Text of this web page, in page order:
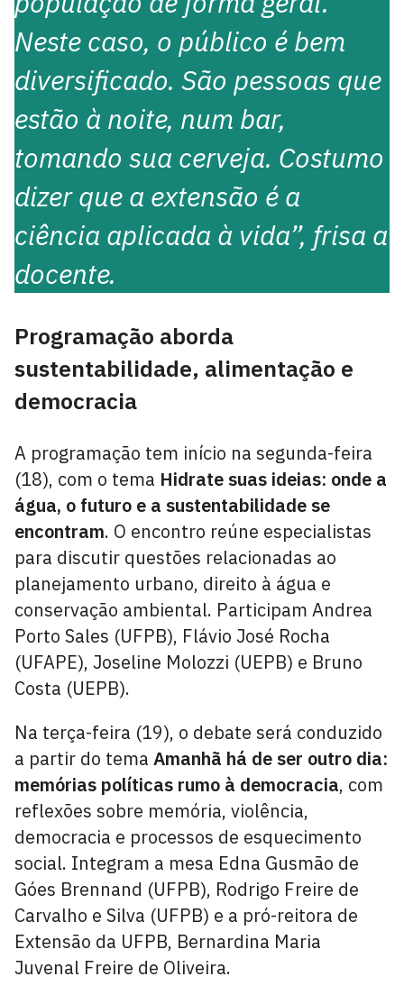
Neste caso, o público é bem
diversificado. São pessoas que
estão à noite, num bar,
tomando sua cerveja. Costumo
dizer que a extensão é a
ciência aplicada à vida”, frisa a
docente.
Programação aborda
sustentabilidade, alimentação e
democracia
A programação tem início na segunda-feira
(18), com o tema Hidrate suas ideias: onde a
água, o futuro e a sustentabilidade se
encontram. O encontro reúne especialistas
para discutir questões relacionadas ao
planejamento urbano, direito à água e
conservação ambiental. Participam Andrea
Porto Sales (UFPB), Flávio José Rocha
(UFAPE), Joseline Molozzi (UEPB) e Bruno
Costa (UEPB).
Na terça-feira (19), o debate será conduzido
a partir do tema Amanhã há de ser outro dia:
memórias políticas rumo à democracia, com
reflexões sobre memória, violência,
democracia e processos de esquecimento
social. Integram a mesa Edna Gusmão de
Góes Brennand (UFPB), Rodrigo Freire de
Carvalho e Silva (UFPB) e a pró-reitora de
Extensão da UFPB, Bernardina Maria
Juvenal Freire de Oliveira.